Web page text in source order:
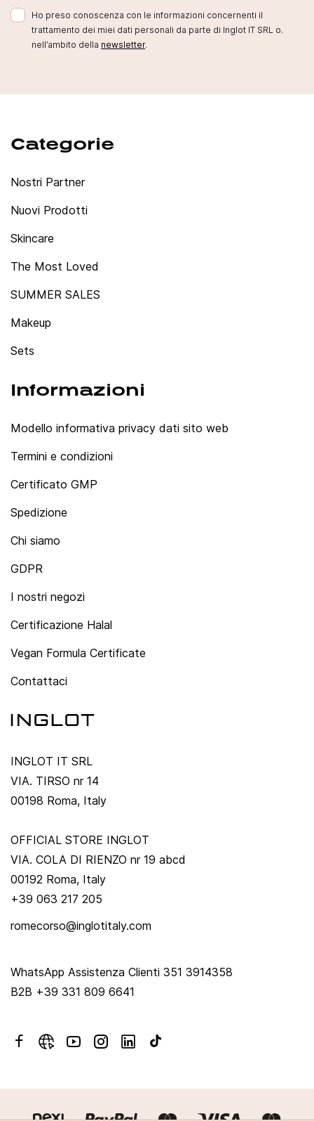
Ho preso conoscenza con le informazioni concernenti il
trattamento dei miei dati personali da parte di Inglot IT SRL o.
nell’ambito della newsletter.
Categorie
Nostri Partner
Nuovi Prodotti
Skincare
The Most Loved
SUMMER SALES
Makeup
Sets
Informazioni
Modello informativa privacy dati sito web
Termini e condizioni
Certificato GMP
Spedizione
Chi siamo
GDPR
I nostri negozi
Certificazione Halal
Vegan Formula Certificate
Contattaci
INGLOT IT SRL
VIA. TIRSO nr 14
00198 Roma, Italy
OFFICIAL STORE INGLOT
VIA. COLA DI RIENZO nr 19 abcd
00192 Roma, Italy
+39 063 217 205
romecorso@inglotitaly.com
WhatsApp Assistenza Clienti 351 3914358
B2B +39 331 809 6641